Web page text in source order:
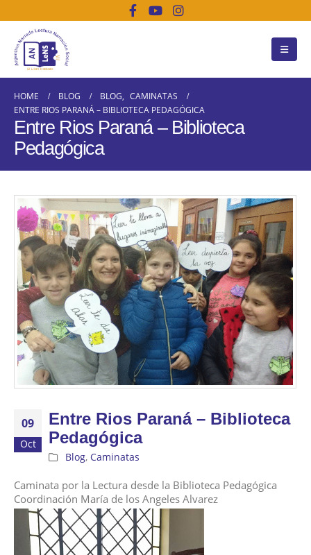
HOME BLOG BLOG, CAMINATAS
ENTRE RIOS PARANÁ – BIBLIOTECA PEDAGÓGICA
Entre Rios Paraná – Biblioteca
Pedagógica
09
Oct
Entre Rios Paraná – Biblioteca
Pedagógica
Blog, Caminatas
Caminata por la Lectura desde la Biblioteca Pedagógica
Coordinación María de los Angeles Alvarez